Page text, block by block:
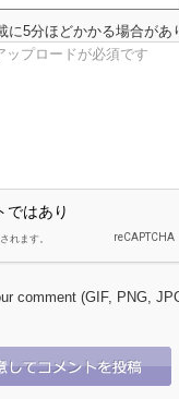
に5分ほどかかる場合があ
comment (GIF, PNG,